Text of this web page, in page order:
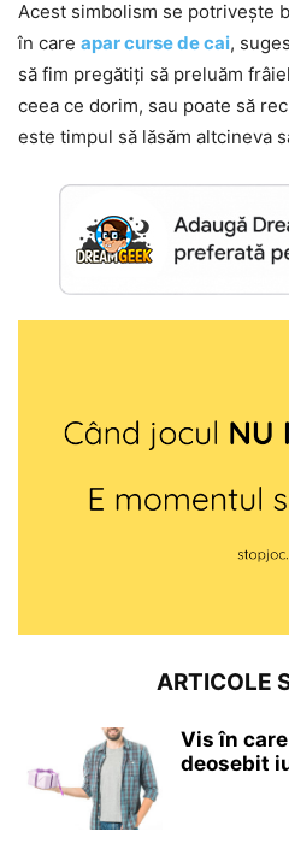
Acest simbolism se potrivește
în care apar curse de cai,
să fim pregătiți să preluăm
ceea ce dorim, sau poate să
este timpul să lăsăm altcineva
ARTICOLE
Vis în
deosebit